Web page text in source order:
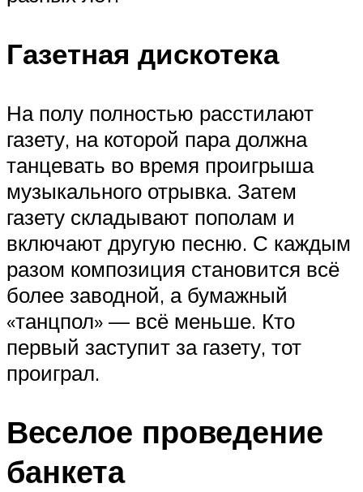
Газетная дискотека
На полу полностью расстилают
газету, на которой пара должна
танцевать во время проигрыша
музыкального отрывка. Затем
газету складывают пополам и
включают другую песню. С каждым
разом композиция становится всё
более заводной, а бумажный
«танцпол» — всё меньше. Кто
первый заступит за газету, тот
проиграл.
Веселое проведение
банкета